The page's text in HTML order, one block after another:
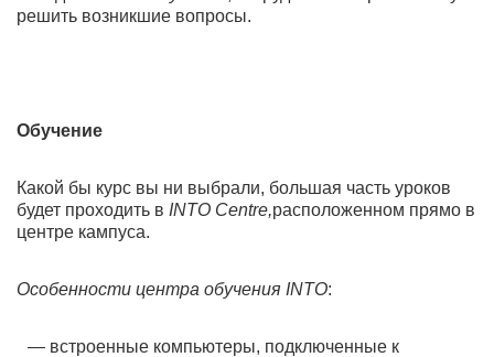
решить возникшие вопросы.
Обучение
Какой бы курс вы ни выбрали, большая часть уроков
будет проходить в INTO Centre,расположенном прямо в
центре кампуса.
Особенности центра обучения INTO:
встроенные компьютеры, подключенные к